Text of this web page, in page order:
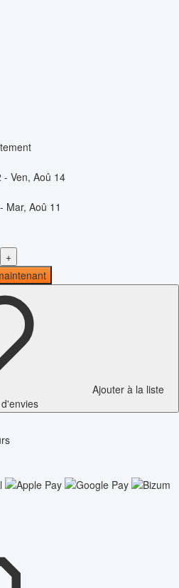
- Ven, Aoû 14
Mar, Aoû 11
+
Ajouter à la liste
d'envies